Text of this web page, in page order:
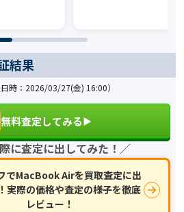
結果
日時：2026/03/27(金) 16:00）
無料査定してみる▶︎
に査定に出してみた！／
でMacBook Airを買取査定に出
実際の価格や査定の様子を徹底
レビュー！